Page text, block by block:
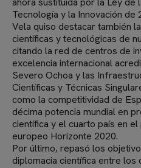
Tecnología y la Innovación de
Vela quiso destacar también
científicas y tecnológicas de
citando la red de centros de
excelencia internacional
Severo Ochoa y las
Científicas y Técnicas
como la competitividad de
décima potencia mundial en
científica y el cuarto país en
europeo Horizonte 2020.
Por último, repasó los
diplomacia científica entre los